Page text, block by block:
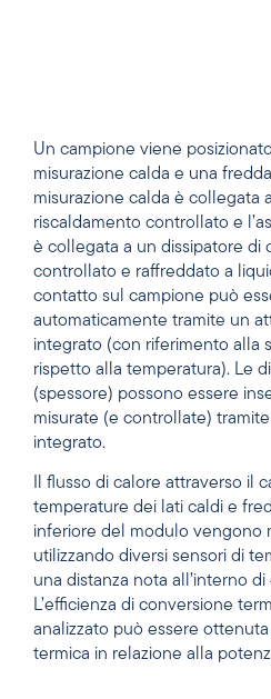
Un campione viene
misurazione calda e una
misurazione calda è collegata
riscaldamento controllato e
è collegata a un dissipatore di
controllato e raffreddato a
contatto sul campione può
automaticamente tramite un
integrato (con riferimento alla
rispetto alla temperatura). Le
(spessore) possono essere
misurate (e controllate) tramite
integrato.
Il flusso di calore attraverso il
temperature dei lati caldi e
inferiore del modulo vengono
utilizzando diversi sensori di
una distanza nota all’interno
L’efficienza di conversione
analizzato può essere
termica in relazione alla